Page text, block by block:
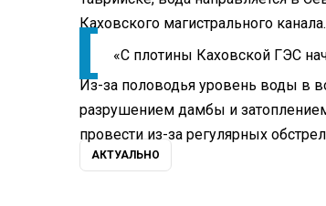
Каховского магистрального канала.
«С плотины Каховской ГЭС
Из-за половодья уровень воды в
разрушением дамбы и
провести из-за регулярных
АКТУАЛЬНО